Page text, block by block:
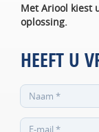
Met Ariool kiest
oplossing.
HEEFT U